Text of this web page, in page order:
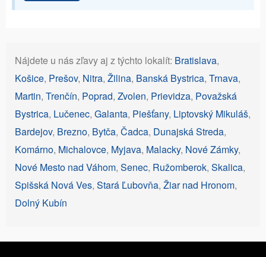
Nájdete u nás zľavy aj z týchto lokalít: Bratislava,
Košice, Prešov, Nitra, Žilina, Banská Bystrica, Trnava,
Martin, Trenčín, Poprad, Zvolen, Prievidza, Považská
Bystrica, Lučenec, Galanta, Piešťany, Liptovský Mikuláš,
Bardejov, Brezno, Bytča, Čadca, Dunajská Streda,
Komárno, Michalovce, Myjava, Malacky, Nové Zámky,
Nové Mesto nad Váhom, Senec, Ružomberok, Skalica,
Spišská Nová Ves, Stará Ľubovňa, Žiar nad Hronom,
Dolný Kubín